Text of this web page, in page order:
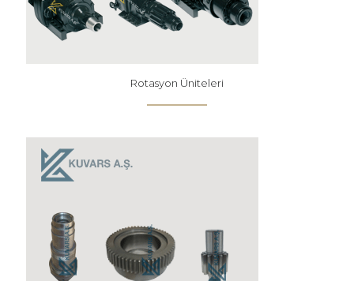
Rotasyon Üniteleri